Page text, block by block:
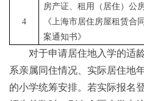
4
房产证、租用（居住）公
《上海市居住房屋租赁合
案通知书》
对于申请居住地入学的适龄
系亲属同住情况、实际居住地
的小学统筹安排。若实际报名